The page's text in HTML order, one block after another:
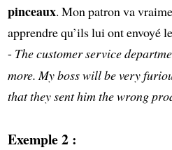
pinceaux. Mon patron va
apprendre qu’ils lui ont envoyé
- The customer service
more. My boss will be very
that they sent him the wrong
Exemple 2 :